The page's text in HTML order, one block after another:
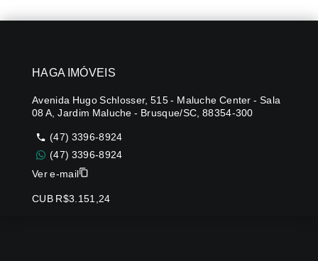
HAGA IMÓVEIS
Avenida Hugo Schlosser, 515 - Maluche Center - Sala
08 A, Jardim Maluche - Brusque/SC, 88354-300
(47) 3396-8924
(47) 3396-8924
Ver e-mail
CUB R$3.151,24